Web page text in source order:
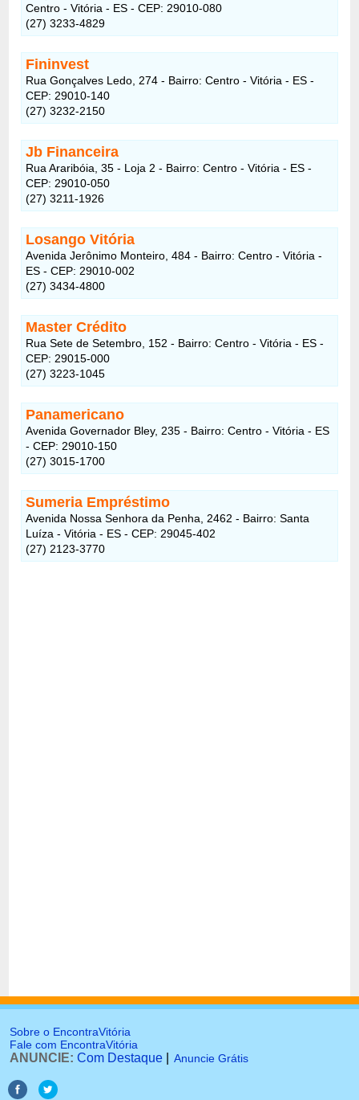
Centro - Vitória - ES - CEP: 29010-080
(27) 3233-4829
Fininvest
Rua Gonçalves Ledo, 274 - Bairro: Centro - Vitória - ES -
CEP: 29010-140
(27) 3232-2150
Jb Financeira
Rua Araribóia, 35 - Loja 2 - Bairro: Centro - Vitória - ES -
CEP: 29010-050
(27) 3211-1926
Losango Vitória
Avenida Jerônimo Monteiro, 484 - Bairro: Centro - Vitória -
ES - CEP: 29010-002
(27) 3434-4800
Master Crédito
Rua Sete de Setembro, 152 - Bairro: Centro - Vitória - ES -
CEP: 29015-000
(27) 3223-1045
Panamericano
Avenida Governador Bley, 235 - Bairro: Centro - Vitória - ES
- CEP: 29010-150
(27) 3015-1700
Sumeria Empréstimo
Avenida Nossa Senhora da Penha, 2462 - Bairro: Santa
Luíza - Vitória - ES - CEP: 29045-402
(27) 2123-3770
Sobre o EncontraVitória
Fale com EncontraVitória
ANUNCIE: Com Destaque Anuncie Grátis